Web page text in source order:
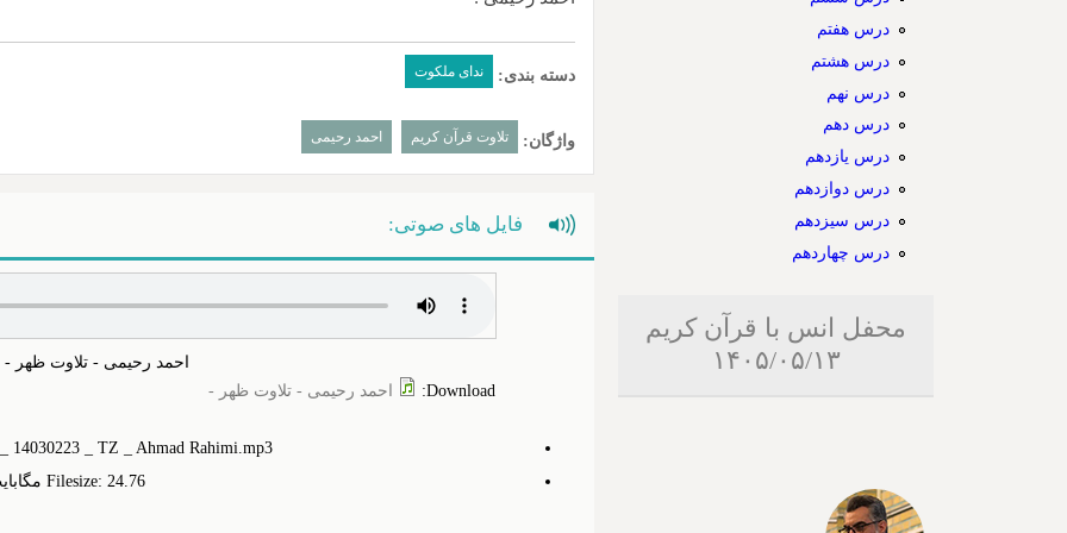
دسته بندی: ندای ملکوت
واژگان: تلاوت قرآن کریم احمد رحیمی
فایل های صوتی:
احمد رحیمی - تلاوت ظهر -
Download
: احمد رحیمی - تلاوت ظهر -
14030223 _ TZ _ Ahmad Rahimi.mp3
Filesize: 24.‎76 مگابایت
درس هفتم
درس هشتم
درس نهم
درس دهم
درس یازدهم
درس دوازدهم
درس سیزدهم
درس چهاردهم
محفل انس با قرآن کریم
۱۴۰۵/۰۵/۱۳